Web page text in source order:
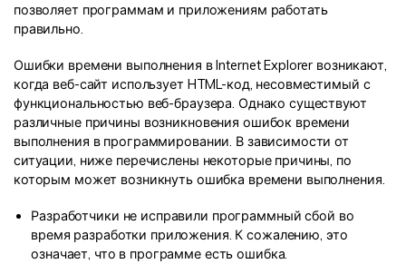
позволяет программам и приложениям работать
правильно.
Ошибки времени выполнения в Internet Explorer возникают,
когда веб-сайт использует HTML-код, несовместимый с
функциональностью веб-браузера. Однако существуют
различные причины возникновения ошибок времени
выполнения в программировании. В зависимости от
ситуации, ниже перечислены некоторые причины, по
которым может возникнуть ошибка времени выполнения.
Разработчики не исправили программный сбой во
время разработки приложения. К сожалению, это
означает, что в программе есть ошибка.